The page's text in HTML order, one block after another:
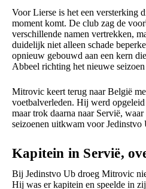
Voor Lierse is het een versterking
moment komt. De club zag de
verschillende namen vertrekken,
duidelijk niet alleen schade
opnieuw gebouwd aan een kern
Abbeel richting het nieuwe
Mitrovic keert terug naar België
voetbalverleden. Hij werd
maar trok daarna naar Servië,
seizoenen uitkwam voor Jedinstvo
Kapitein in Servië,
Bij Jedinstvo Ub droeg Mitrovic
Hij was er kapitein en speelde in